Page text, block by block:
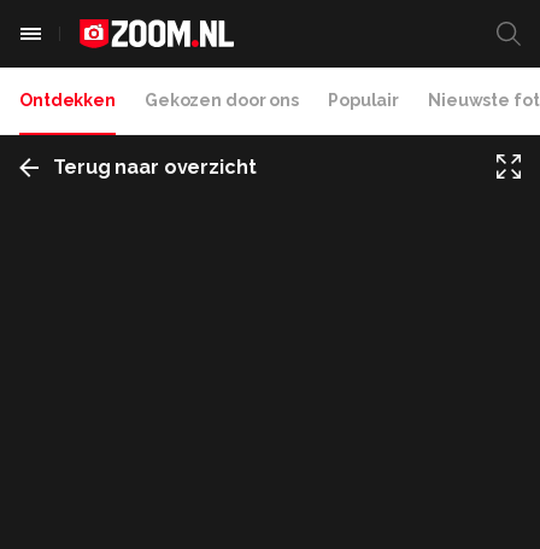
Ontdekken Gekozen door ons Populair Nieuwste
Terug naar overzicht